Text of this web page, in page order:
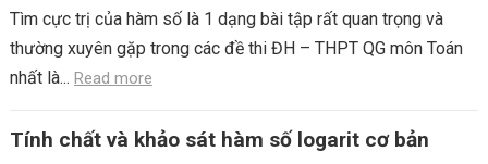
Tìm cực trị của hàm số là 1 dạng bài tập rất quan trọng và
thường xuyên gặp trong các đề thi ĐH – THPT QG môn Toán
nhất là... Read more
Tính chất và khảo sát hàm số logarit cơ bản